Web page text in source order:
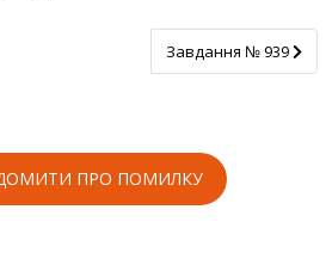
Завдання № 939
Завдання № 939
ПРО ПОМИЛКУ